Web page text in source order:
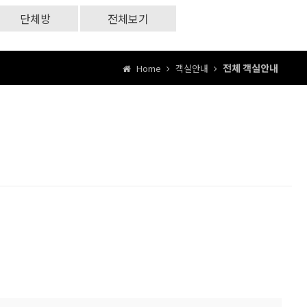
단체방 전체보기
Home 객실안내 전체 객실안내